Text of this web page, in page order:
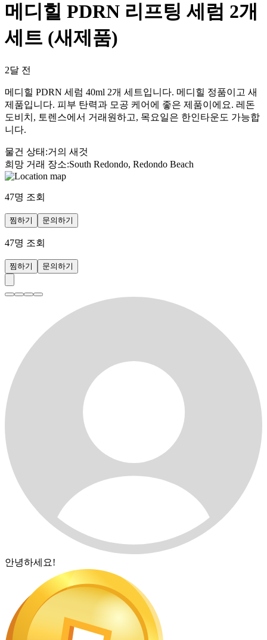
메디힐 PDRN 리프팅 세럼 2개
세트 (새제품)
2달 전
메디힐 PDRN 세럼 40ml 2개 세트입니다. 메디힐 정품이고 새
제품입니다. 피부 탄력과 모공 케어에 좋은 제품이에요. 레돈
도비치, 토렌스에서 거래원하고, 목요일은 한인타운도 가능합
니다.
물건 상태 :거의 새것
희망 거래 장소:South Redondo, Redondo Beach
47명 조회
찜하기 문의하기
47명 조회
찜하기 문의하기
안녕하세요!